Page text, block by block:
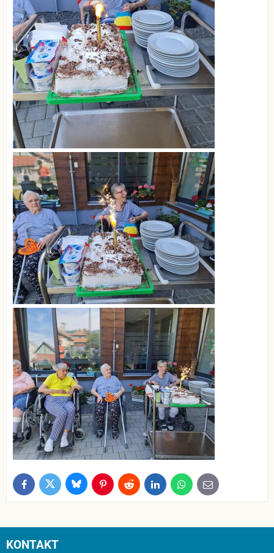
FacebookTwitter BlueskyPinterestReddit LinkedInWhatsApp
E-
mail
KONTAKT